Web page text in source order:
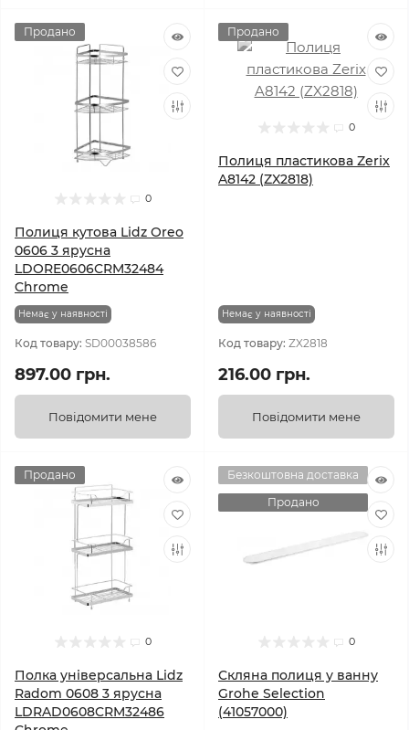
Продано
0
Полиця кутова Lidz Oreo
0606 3 ярусна
LDORE0606CRM32484
Chrome
Немає у наявності
Код товару: SD00038586
897.00 грн.
Повідомити мене
Продано
0
Полиця пластикова Zerix
A8142 (ZX2818)
Немає у наявності
Код товару: ZX2818
216.00 грн.
Повідомити мене
Продано
0
Полка універсальна Lidz
Radom 0608 3 ярусна
LDRAD0608CRM32486
Безкоштовна доставка
Продано
0
Скляна полиця у ванну
Grohe Selection
(41057000)